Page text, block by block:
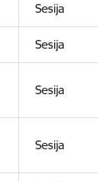
Sesija
Sesija
Sesija
Sesija